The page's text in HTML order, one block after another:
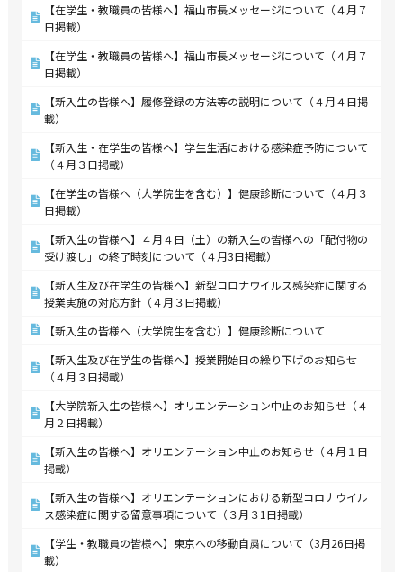
【在学生・教職員の皆様へ】福山市長メッセージについて（４月７
日掲載）
【在学生・教職員の皆様へ】福山市長メッセージについて（４月７
日掲載）
【新入生の皆様へ】履修登録の方法等の説明について（４月４日掲
載）
【新入生・在学生の皆様へ】学生生活における感染症予防について
（４月３日掲載）
【在学生の皆様へ（大学院生を含む）】健康診断について（４月３
日掲載）
【新入生の皆様へ】４月４日（土）の新入生の皆様への「配付物の
受け渡し」の終了時刻について（４月3日掲載）
【新入生及び在学生の皆様へ】新型コロナウイルス感染症に関する
授業実施の対応方針（４月３日掲載）
【新入生の皆様へ（大学院生を含む）】健康診断について
【新入生及び在学生の皆様へ】授業開始日の繰り下げのお知らせ
（４月３日掲載）
【大学院新入生の皆様へ】オリエンテーション中止のお知らせ（４
月２日掲載）
【新入生の皆様へ】オリエンテーション中止のお知らせ（４月１日
掲載）
【新入生の皆様へ】オリエンテーションにおける新型コロナウイル
ス感染症に関する留意事項について（３月３1日掲載）
【学生・教職員の皆様へ】東京への移動自粛について（3月26日掲
載）